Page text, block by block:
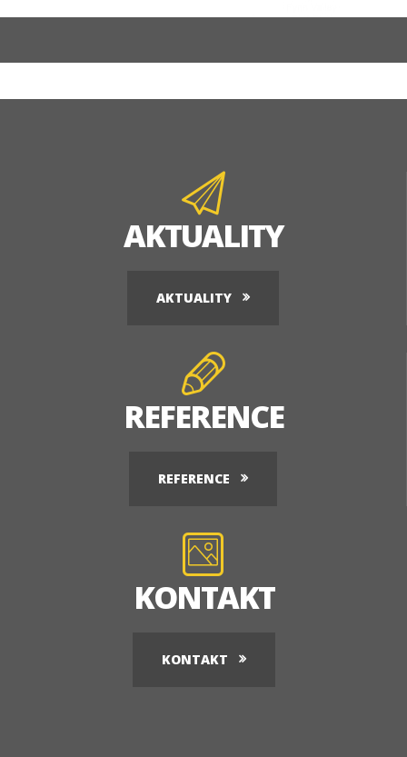
AKTUALITY
AKTUALITY
REFERENCE
REFERENCE
KONTAKT
KONTAKT